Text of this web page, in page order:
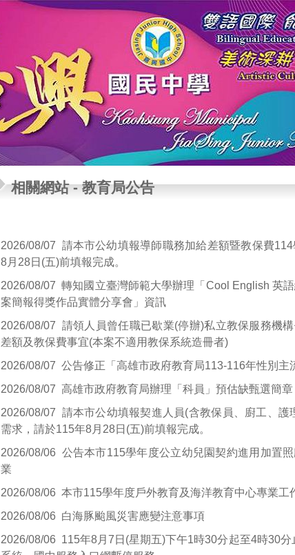
相關網站-教育局公告
2026/08/07 請本市公幼填報導師職務加給差額暨教保費
8月28日(五)前填報完成。
2026/08/07轉知國立臺灣師範大學辦理「Cool English 英
案簡報得獎作品實體分享會」資訊
2026/08/07 請領人員曾任職已歇業(停辦)私立教保服務機
差額及教保費事宜(本案不適用教保系統造冊者)
2026/08/07 公告修正「高雄市政府教育局113-116年性別主
2026/08/07 高雄市政府教育局辦理「科員」預估缺甄選簡章
2026/08/07 請本市公幼填報契進人員(含教保員、廚工、護
需求，請於115年8月28日(五)前填報完成。
2026/08/06 公告本市115學年度公立幼兒園契約進用加置
業
2026/08/06 本市115學年度戶外教育及海洋教育中心專業工
2026/08/06 白海豚颱風災害應變注意事項
2026/08/06 115年8月7日(星期五)下午1時30分起至4時30